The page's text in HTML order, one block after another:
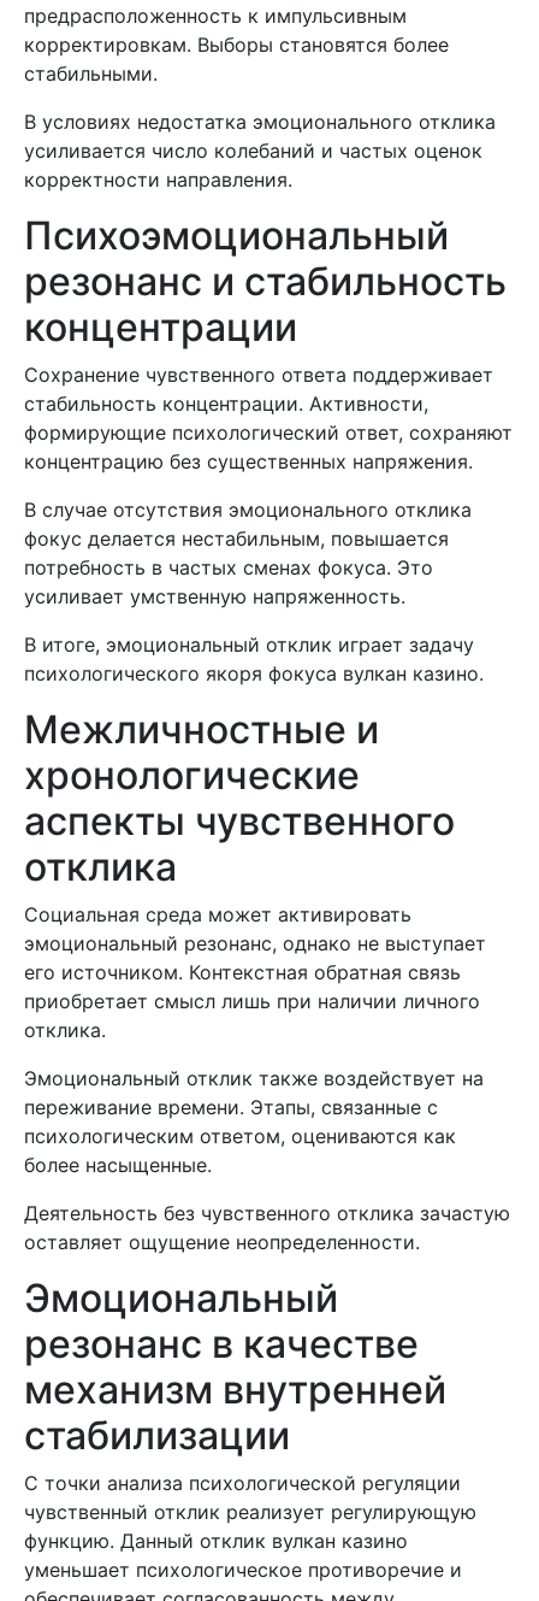
предрасположенность к импульсивным
корректировкам. Выборы становятся более
стабильными.
В условиях недостатка эмоционального отклика
усиливается число колебаний и частых оценок
корректности направления.
Психоэмоциональный
резонанс и стабильность
концентрации
Сохранение чувственного ответа поддерживает
стабильность концентрации. Активности,
формирующие психологический ответ, сохраняют
концентрацию без существенных напряжения.
В случае отсутствия эмоционального отклика
фокус делается нестабильным, повышается
потребность в частых сменах фокуса. Это
усиливает умственную напряженность.
В итоге, эмоциональный отклик играет задачу
психологического якоря фокуса вулкан казино.
Межличностные и
хронологические
аспекты чувственного
отклика
Социальная среда может активировать
эмоциональный резонанс, однако не выступает
его источником. Контекстная обратная связь
приобретает смысл лишь при наличии личного
отклика.
Эмоциональный отклик также воздействует на
переживание времени. Этапы, связанные с
психологическим ответом, оцениваются как
более насыщенные.
Деятельность без чувственного отклика зачастую
оставляет ощущение неопределенности.
Эмоциональный
резонанс в качестве
механизм внутренней
стабилизации
С точки анализа психологической регуляции
чувственный отклик реализует регулирующую
функцию. Данный отклик вулкан казино
уменьшает психологическое противоречие и